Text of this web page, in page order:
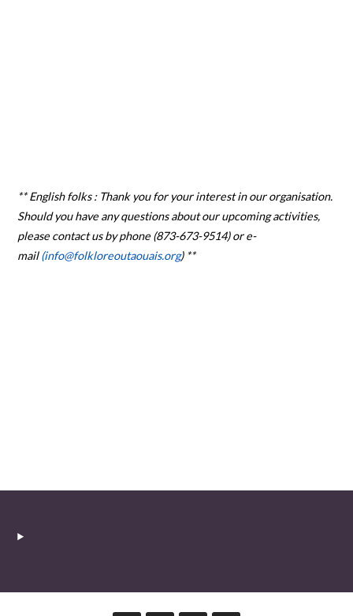
** English folks : Thank you for your interest in our organisation.
Should you have any questions about our upcoming activities,
please contact us by phone (873-673-9514) or e-
mail(info@folkloreoutaouais.org) **